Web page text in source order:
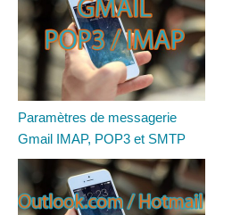
Paramètres de messagerie
Gmail IMAP, POP3 et SMTP